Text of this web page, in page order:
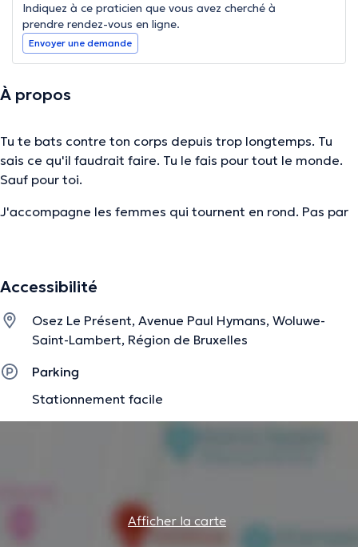
Indiquez à ce praticien que vous avez cherché à
prendre rendez-vous en ligne.
Envoyer une demande
À propos
Tu te bats contre ton corps depuis trop longtemps. Tu
sais ce qu'il faudrait faire. Tu le fais pour tout le monde.
Sauf pour toi.
J'accompagne les femmes qui tournent en rond. Pas par
Mon approche est douce. Et concrète. On ne parle pas de
4 mois. Un espace sans jugement. Une transformation qui
La description a été éditée par l'équipe de Doctoranytime et se base sur des
informations vérifiées.
Accessibilité
Osez Le Présent, Avenue Paul Hymans, Woluwe-
Saint-Lambert, Région de Bruxelles
Parking
Stationnement facile
Afficher la carte